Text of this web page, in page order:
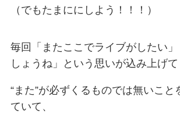
（でもたまににしよう！！！）
毎回「またここでライブがしたい」
しょうね」という思いが込み上げ
“また”が必ずくるものでは無いこと
ていて、